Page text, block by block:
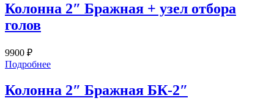
Колонна 2″ Бражная + узел отбора
голов
9900 ₽
Подробнее
Колонна 2″ Бражная БК-2″